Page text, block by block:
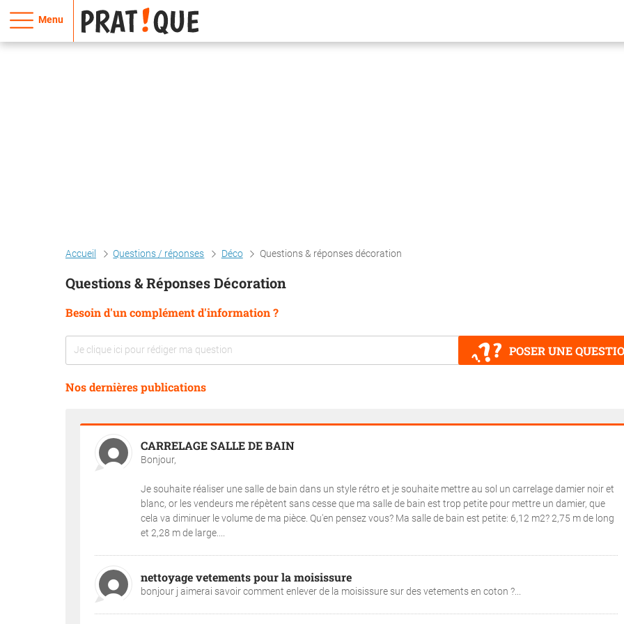
Menu
Accueil Questions / réponses Déco Questions & réponses décoration
Questions & Réponses Décoration
Besoin d'un complément d'information ?
POSER UNE
Nos dernières publications
CARRELAGE SALLE DE BAIN
Bonjour,
Je souhaite réaliser une salle de bain dans un style rétro et je souhaite mettre au sol un carrelage damier noir et
blanc, or les vendeurs me répètent sans cesse que ma salle de bain est trop petite pour mettre un damier, que
cela va diminuer le volume de ma pièce. Qu'en pensez vous? Ma salle de bain est petite: 6,12 m2? 2,75 m de long
et 2,28 m de large....
nettoyage vetements pour la moisissure
bonjour j aimerai savoir comment enlever de la moisissure sur des vetements en coton ?...